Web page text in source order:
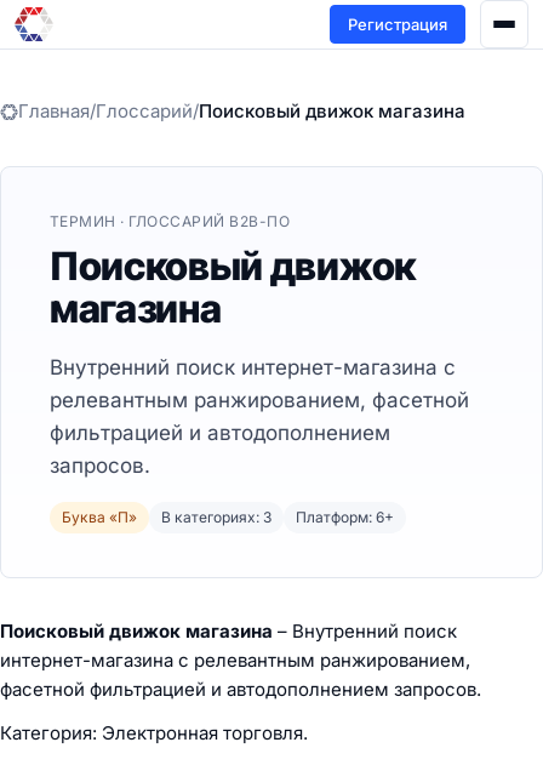
Регистрация
Главная/Глоссарий/Поисковый движок магазина
ТЕРМИН · ГЛОССАРИЙ B2B-ПО
Поисковый движок
магазина
Внутренний поиск интернет-магазина с
релевантным ранжированием, фасетной
фильтрацией и автодополнением
запросов.
Буква «П» В категориях: 3 Платформ: 6+
Поисковый движок магазина – Внутренний поиск
интернет-магазина с релевантным ранжированием,
фасетной фильтрацией и автодополнением запросов.
Категория: Электронная торговля.